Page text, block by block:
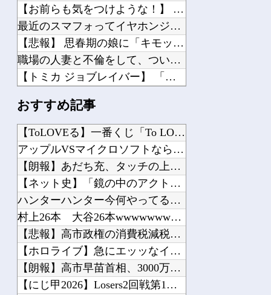
【お前らも気をつけような！】 ガールズバンドのボーカルさん、客席ダイブした結果『...
最近のスマフォってイヤホンジャック付いてないの?
【悲報】 思春期の娘に「キモッ」と言われたお父さん、グレるｗｗｗｗｗｗｗ
職場の人妻と不倫をして、ついに、、、
【トミカ ジョブレイバー】 「ライジングポリスブレイバー デカライドアーマー白バ...
彼氏にバレるかもしれない背徳感
【画像】 AI「写真の背景削除？ガンプラの箱追加しといてあげよ????」
【朗報】 ほの暮らしの庭、100時間遊べてストーリーも面白いスタバレの上位互換だ...
【ハコヅメ】 第6話 感想 誰よりも早く！【～交番女子の逆襲～】
サザエさん世界の夫「妻が昼食代500円しかくれない…この弁当屋、500円で売って...
ワールドトリガー復活について。
Powered by livedoor 相互RSS
おすすめ記事
【ToLOVEる】一番くじ「To LOVEる-とらぶる-ダー...
アップルVSマイクロソフトならどっちが強いんや？他
【朗報】あだち充、タッチの上杉達也が浅倉南に告白したシーンを...
【ネット史】「鏡の中のアクトレス事件」夫は正しかったのに、な...
ハンターハンター今何やってるかわからないWWW他
村上26本 大谷26本wwwwwwwwwwwwwwwwwww...
【悲報】高市政権の消費税減税に反対している９人の自民党議員が...
【ホロライブ】急にエッッなイラスト出してきてびっくりしたで他
【朗報】高市早苗首相、3000万の公用車でタバコを吸うのが至...
【にじ甲2026】Losers2回戦第1試合：新台附属 - ...